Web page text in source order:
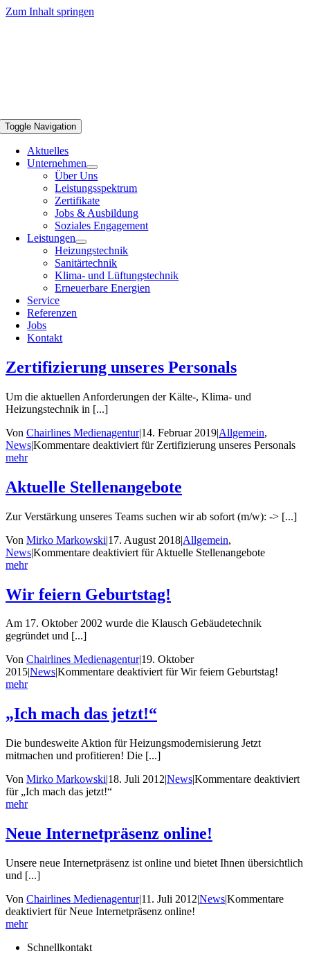
Zum Inhalt springen
Toggle Navigation
Aktuelles
Unternehmen
Über Uns
Leistungsspektrum
Zertifikate
Jobs & Ausbildung
Soziales Engagement
Leistungen
Heizungstechnik
Sanitärtechnik
Klima- und Lüftungstechnik
Erneuerbare Energien
Service
Referenzen
Jobs
Kontakt
Zertifizierung unseres Personals
Um die aktuellen Anforderungen der Kälte-, Klima- und
Heizungstechnik in [...]
Von Chairlines Medienagentur|14. Februar 2019|Allgemein,
News|Kommentare deaktiviert für Zertifizierung unseres Personals
mehr
Aktuelle Stellenangebote
Zur Verstärkung unseres Teams suchen wir ab sofort (m/w): -> [...]
Von Mirko Markowski|17. August 2018|Allgemein,
News|Kommentare deaktiviert für Aktuelle Stellenangebote
mehr
Wir feiern Geburtstag!
Am 17. Oktober 2002 wurde die Klausch Gebäudetechnik
gegründet und [...]
Von Chairlines Medienagentur|19. Oktober
2015|News|Kommentare deaktiviertfür Wir feiern Geburtstag!
mehr
„Ich mach das jetzt!“
Die bundesweite Aktion für Heizungsmodernisierung Jetzt
mitmachen und profitieren! Die [...]
Von Mirko Markowski|18. Juli 2012|News|Kommentare deaktiviert
für „Ich mach das jetzt!“
mehr
Neue Internetpräsenz online!
Unsere neue Internetpräsenz ist online und bietet Ihnen übersichtlich
und [...]
Von Chairlines Medienagentur|11. Juli 2012|News|Kommentare
deaktiviert für Neue Internetpräsenz online!
mehr
Schnellkontakt